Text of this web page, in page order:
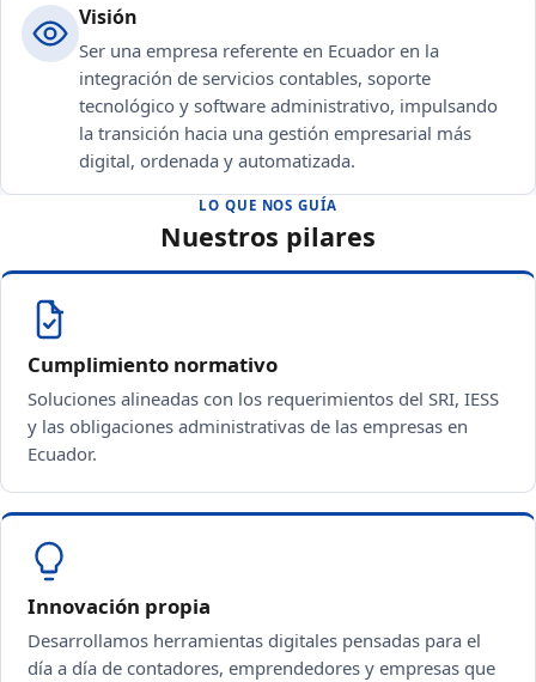
Visión
Ser una empresa referente en Ecuador en la
integración de servicios contables, soporte
tecnológico y software administrativo, impulsando
la transición hacia una gestión empresarial más
digital, ordenada y automatizada.
LO QUE NOS GUÍA
Nuestros pilares
Cumplimiento normativo
Soluciones alineadas con los requerimientos del SRI, IESS
y las obligaciones administrativas de las empresas en
Ecuador.
Innovación propia
Desarrollamos herramientas digitales pensadas para el
día a día de contadores, emprendedores y empresas que